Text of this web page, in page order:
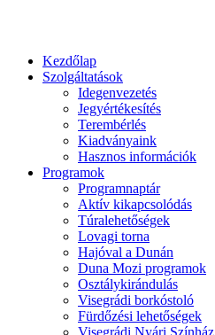
Kezdőlap
Szolgáltatások
Idegenvezetés
Jegyértékesítés
Terembérlés
Kiadványaink
Hasznos információk
Programok
Programnaptár
Aktív kikapcsolódás
Túralehetőségek
Lovagi torna
Hajóval a Dunán
Duna Mozi programok
Osztálykirándulás
Visegrádi borkóstoló
Fürdőzési lehetőségek
Visegrádi Nyári Színház